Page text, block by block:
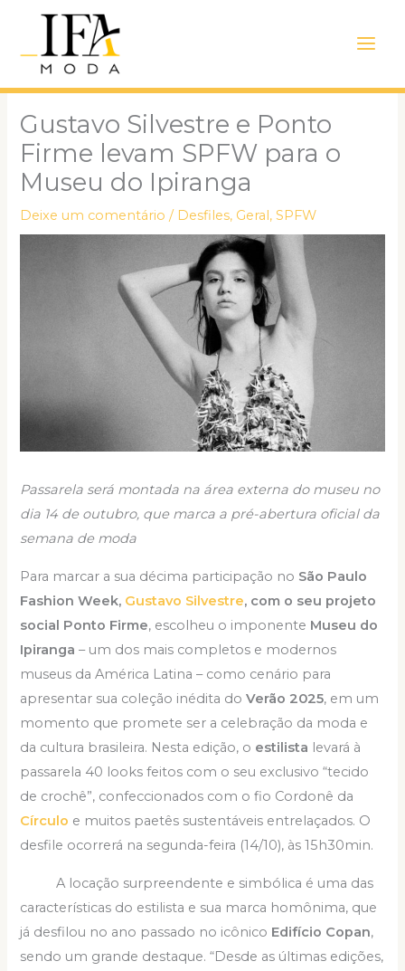
conteúdo
Menu
Gustavo Silvestre e Ponto
Firme levam SPFW para o
Museu do Ipiranga
Deixe um comentário / Desfiles, Geral,SPFW
Passarela será montada na área externa do museu no
dia 14 de outubro, que marca a pré-abertura oficial da
semana de moda
Para marcar a sua décima participação no São Paulo
Fashion Week, Gustavo Silvestre, com o seu projeto
social Ponto Firme, escolheu o imponente Museu do
Ipiranga – um dos mais completos e modernos
museus da América Latina – como cenário para
apresentar sua coleção inédita doVerão 2025, em um
momento que promete ser a celebração da moda e
da cultura brasileira. Nesta edição, o estilista levará à
passarela 40 looks feitos com o seu exclusivo “tecido
de crochê”, confeccionados com o fio Cordonê da
Círculo e muitos paetês sustentáveis entrelaçados. O
desfile ocorrerá na segunda-feira (14/10), às 15h30min.
A locação surpreendente e simbólica é uma das
características do estilista e sua marca homônima, que
já desfilou no ano passado no icônico Edifício Copan,
sendo um grande destaque. “Desde as últimas edições,